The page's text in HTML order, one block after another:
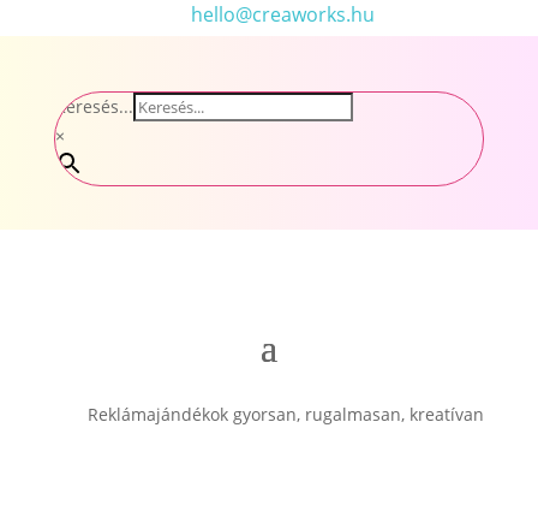
hello@creaworks.hu
Keresés...
×
Reklámajándékok gyorsan, rugalmasan, kreatívan